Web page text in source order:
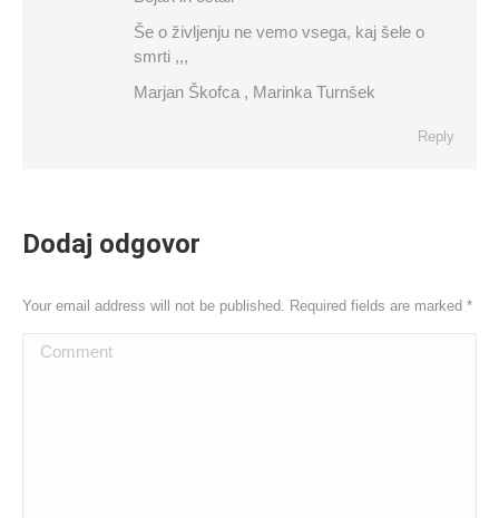
Še o življenju ne vemo vsega, kaj šele o
smrti ,,,
Marjan Škofca , Marinka Turnšek
Reply
Dodaj odgovor
Your email address will not be published. Required fields are marked *
Comment